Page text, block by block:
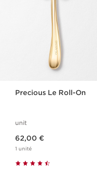
Precious Le Roll-On
unit
62,00 €
1 unité